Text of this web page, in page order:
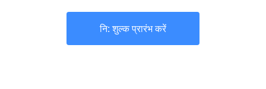
नि: शुल्क प्रारंभ करें